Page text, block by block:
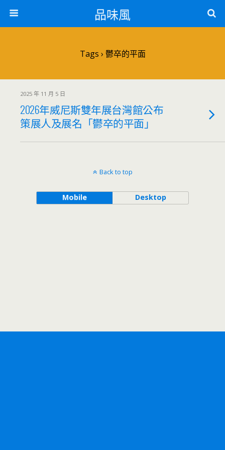
品味風
Tags › 鬱卒的平面
2025 年 11 月 5 日
2026年威尼斯雙年展台灣館公布
策展人及展名「鬱卒的平面」
Back to top
Mobile Desktop